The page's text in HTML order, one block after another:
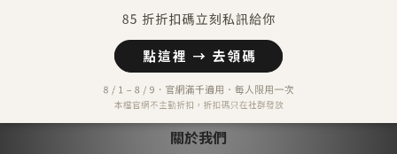
尚未有任何評價
關於我們